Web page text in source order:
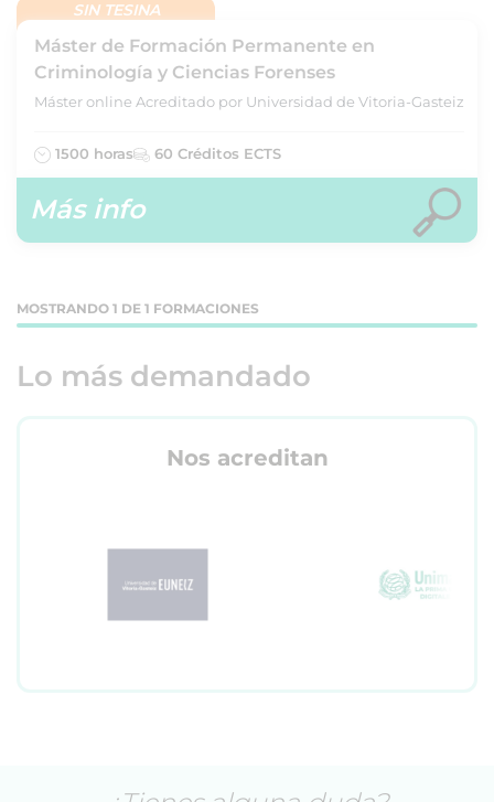
SIN TESINA
Máster de Formación Permanente en
Criminología y Ciencias Forenses
Máster online Acreditado por Universidad de Vitoria-Gasteiz
1500 horas 60 Créditos ECTS
Más info
MOSTRANDO 1 DE 1 FORMACIONES
Lo más demandado
Nos acreditan